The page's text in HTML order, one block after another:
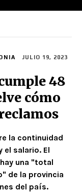
JULIO 19, 2023
48
cómo
la continuidad
el salario. El
una "total
de la provincia
del país.